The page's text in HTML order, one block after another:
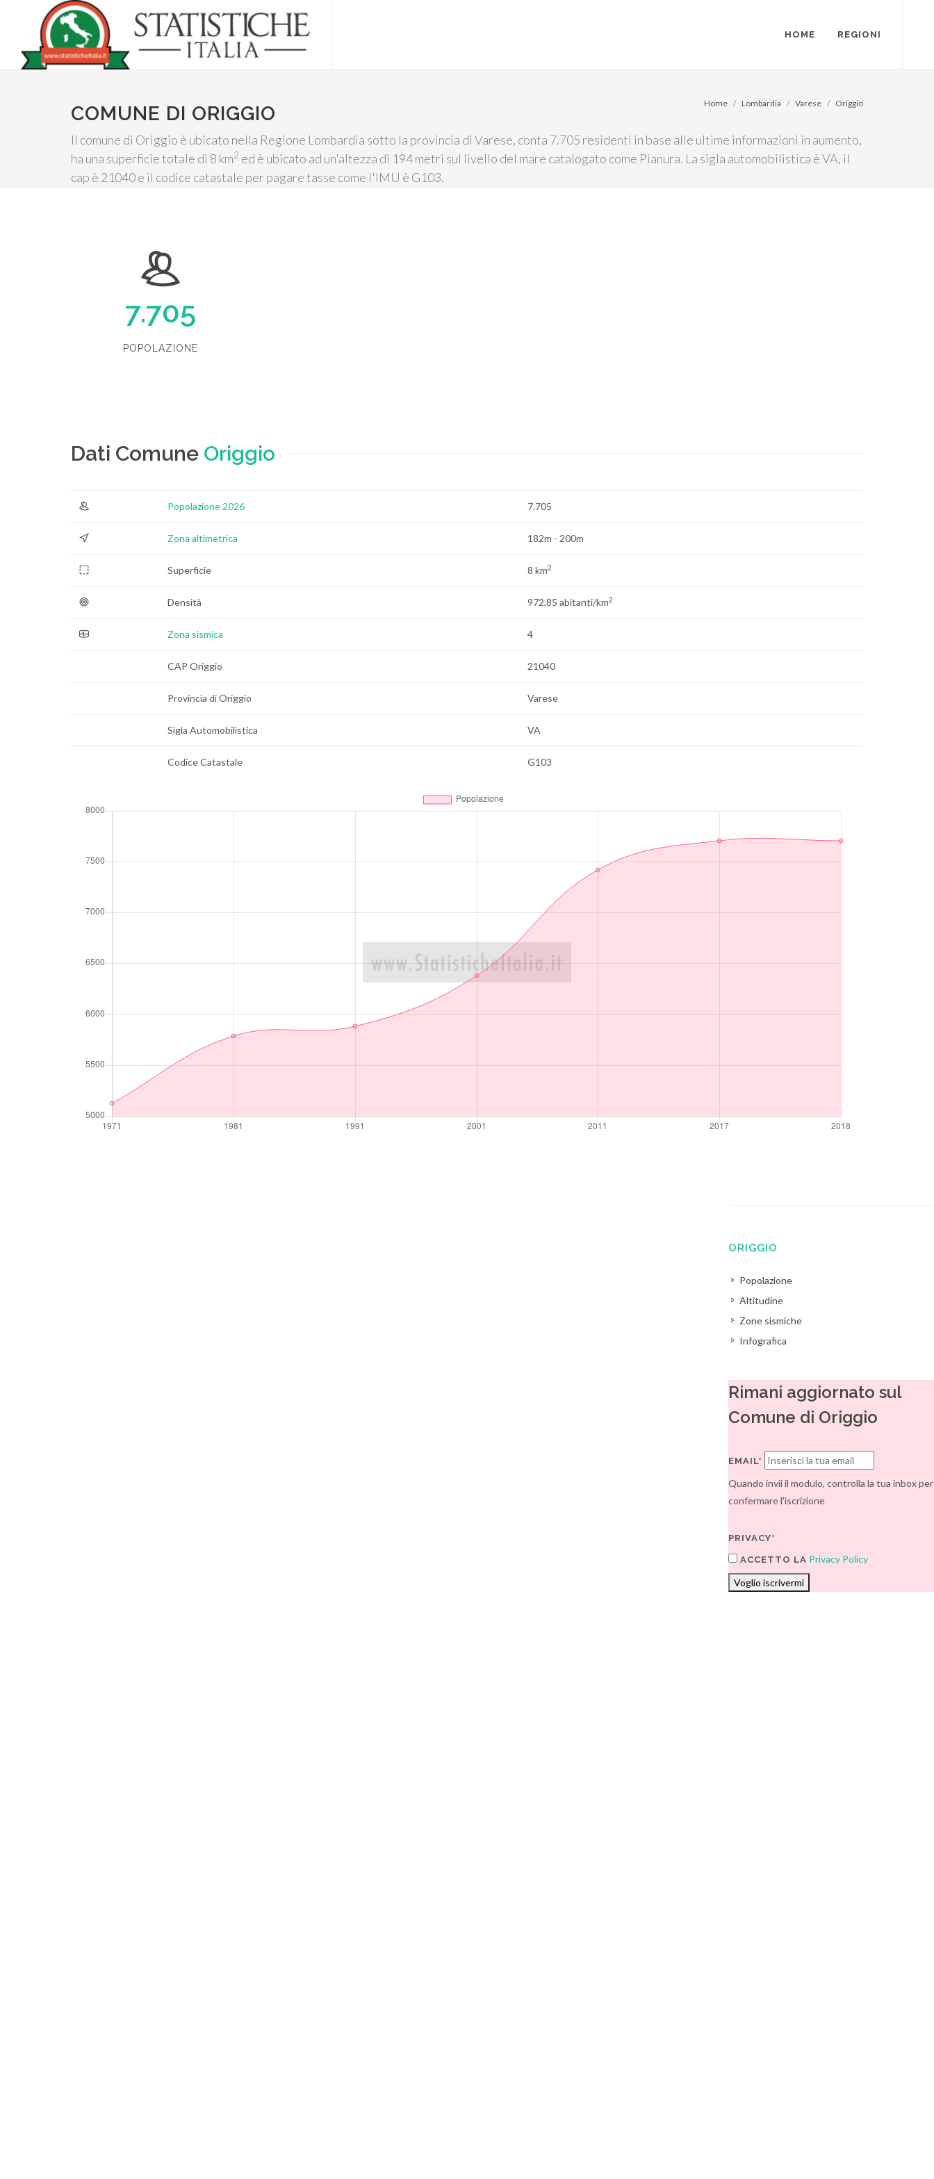
HOME REGIONI
COMUNE DI ORIGGIO
Il comune di Origgio è ubicato nella Regione Lombardia sotto la provincia di Varese, conta 7.705 residenti in base alle ultime informazioni in aumento,
ha una superficie totale di 8 km2 ed è ubicato ad un'altezza di 194 metri sul livello del mare catalogato come Pianura. La sigla automobilistica è VA, il
cap è 21040 e il codice catastale per pagare tasse come l'IMU è G103.
Home Lombardia Varese Origgio
7.705
POPOLAZIONE
Dati Comune Origgio
Popolazione 2026 7.705
Zona altimetrica 182m - 200m
Superficie 8 km2
Densità 972,85 abitanti/km2
Zona sismica 4
CAP Origgio 21040
Provincia di Origgio Varese
Sigla Automobilistica VA
Codice Catastale G103
ORIGGIO
Popolazione
Altitudine
Zone sismiche
Infografica
Rimani aggiornato sul
Comune di Origgio
EMAIL*
Quando invii il modulo, controlla la tua inbox per
confermare l'iscrizione
PRIVACY*
ACCETTO LA Privacy Policy
Voglio iscrivermi